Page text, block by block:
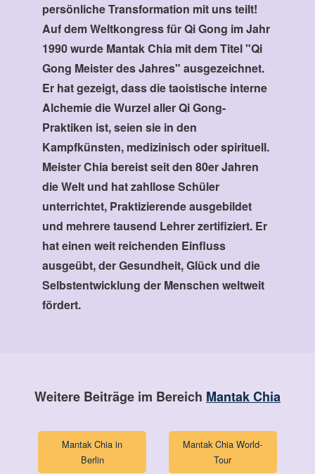
persönliche Transformation mit uns teilt!
Auf dem Weltkongress für Qi Gong im Jahr
1990 wurde Mantak Chia mit dem Titel "Qi
Gong Meister des Jahres" ausgezeichnet.
Er hat gezeigt, dass die taoistische interne
Alchemie die Wurzel aller Qi Gong-
Praktiken ist, seien sie in den
Kampfkünsten, medizinisch oder spirituell.
Meister Chia bereist seit den 80er Jahren
die Welt und hat zahllose Schüler
unterrichtet, Praktizierende ausgebildet
und mehrere tausend Lehrer zertifiziert. Er
hat einen weit reichenden Einfluss
ausgeübt, der Gesundheit, Glück und die
Selbstentwicklung der Menschen weltweit
fördert.
Weitere Beiträge im Bereich Mantak Chia
Mantak Chia in
Berlin
Mantak Chia World-
Tour